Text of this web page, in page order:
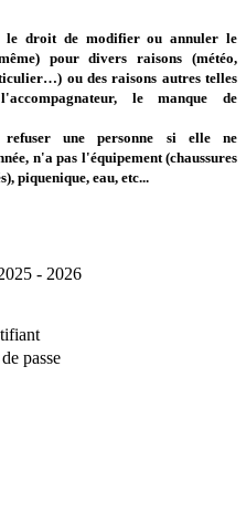
le droit de modifier ou annuler le
pour divers raisons (météo,
ou des raisons autres telles
le manque de
refuser une personne si elle ne
n'a pas l'équipement (chaussures
piquenique, eau, etc...
- 2026
passe